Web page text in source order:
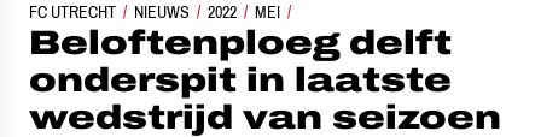
FC UTRECHT NIEUWS 2022 MEI
BELOFTENPLOEG DELFT ONDERSPIT IN LAATSTE WEDSTRIJD VAN
Beloftenploeg delft
onderspit in laatste
wedstrijd van seizoen